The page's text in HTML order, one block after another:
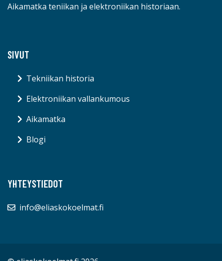
Aikamatka teniikan ja elektroniikan historiaan.
SIVUT
Tekniikan historia
Elektroniikan vallankumous
Aikamatka
Blogi
YHTEYSTIEDOT
info@eliaskokoelmat.fi